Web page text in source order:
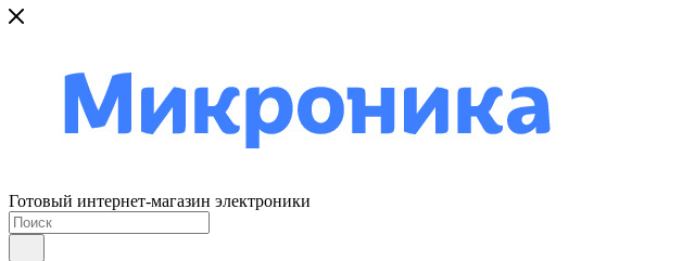
Готовый интернет-магазин электроники